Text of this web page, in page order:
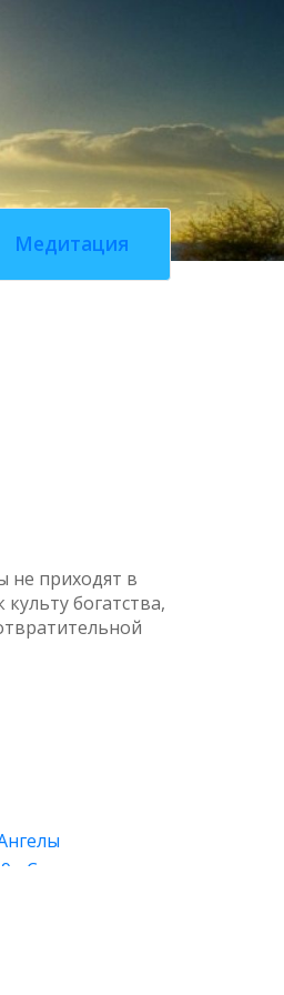
Медитация
не приходят в
богатства,
- Слеза